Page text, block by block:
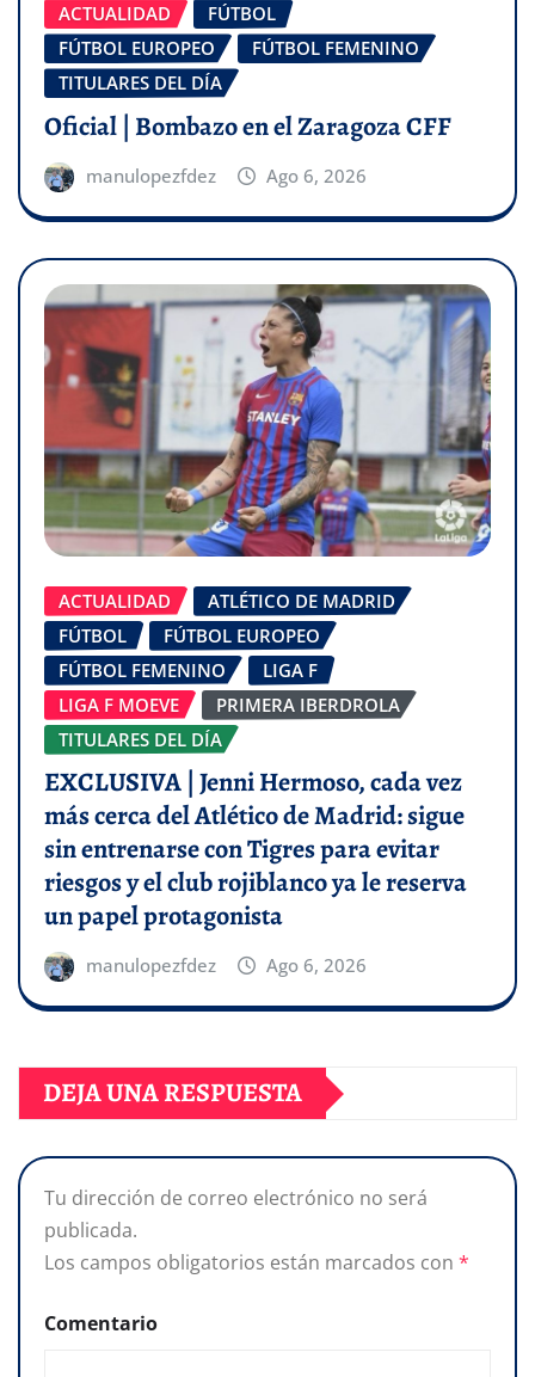
ACTUALIDAD
FÚTBOL
FÚTBOL EUROPEO
FÚTBOL FEMENINO
TITULARES DEL DÍA
Oficial | Bombazo en el Zaragoza CFF
manulopezfdez Ago 6, 2026
ACTUALIDAD
ATLÉTICO DE MADRID
FÚTBOL
FÚTBOL EUROPEO
FÚTBOL FEMENINO
LIGA F
LIGA F MOEVE
PRIMERA IBERDROLA
TITULARES DEL DÍA
EXCLUSIVA | Jenni Hermoso, cada vez
más cerca del Atlético de Madrid: sigue
sin entrenarse con Tigres para evitar
riesgos y el club rojiblanco ya le reserva
un papel protagonista
manulopezfdez Ago 6, 2026
DEJA UNA RESPUESTA
Tu dirección de correo electrónico no será
publicada.
Los campos obligatorios están marcados con *
Comentario